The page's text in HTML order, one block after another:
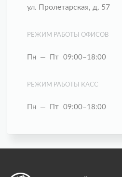
ул. Пролетарская, д. 57
РЕЖИМ РАБОТЫ ОФИСОВ
Пн — Пт 09:00–18:00
РЕЖИМ РАБОТЫ КАСС
Пн — Пт 09:00–18:00